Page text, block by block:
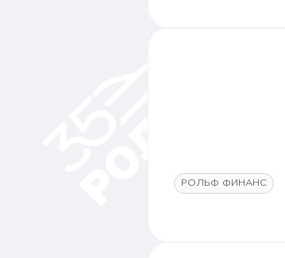
РОЛЬФ ФИНАНС